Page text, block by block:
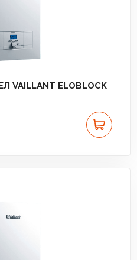
ELOBLOCK